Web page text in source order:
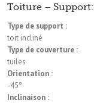
Toiture – Support:
Type de support :
toit incliné
Type de couverture :
tuiles
Orientation :
-45°
Inclinaison :